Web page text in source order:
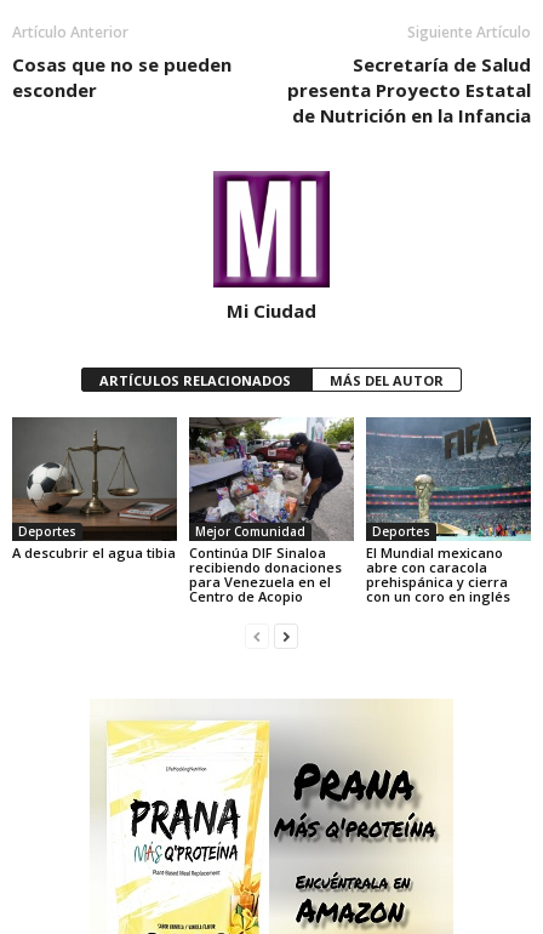
Artículo Anterior
Cosas que no se pueden
esconder
Siguiente Artículo
Secretaría de Salud
presenta Proyecto Estatal
de Nutrición en la Infancia
Mi Ciudad
ARTÍCULOS RELACIONADOS MÁS DEL AUTOR
Deportes
A descubrir el agua tibia
Mejor Comunidad
Continúa DIF Sinaloa
recibiendo donaciones
para Venezuela en el
Centro de Acopio
Deportes
El Mundial mexicano
abre con caracola
prehispánica y cierra
con un coro en inglés